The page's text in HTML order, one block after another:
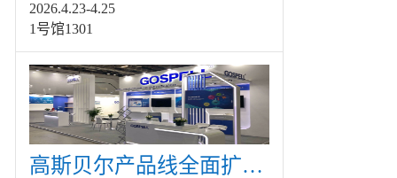
2026.4.23-4.25
1号馆1301
高斯贝尔产品线全面扩展，众多新产品亮相CommunicAsia 2019